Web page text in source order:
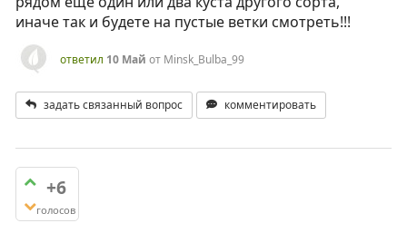
иначе так и будете на пустые ветки смотреть!!!
ответил 10 Май от Minsk_Bulba_99
задать связанный вопрос комментировать
+6
голосов